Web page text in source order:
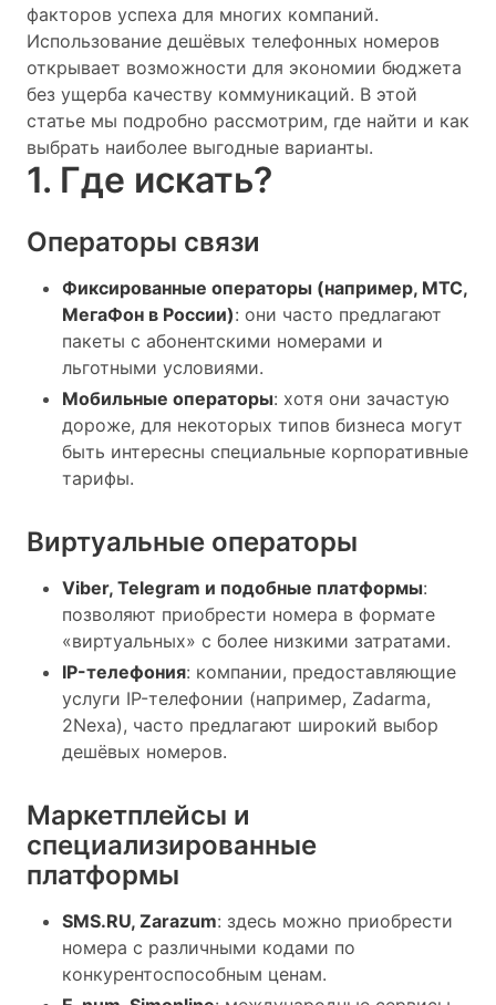
факторов успеха для многих компаний.
Использование дешёвых телефонных номеров
открывает возможности для экономии бюджета
без ущерба качеству коммуникаций. В этой
статье мы подробно рассмотрим, где найти и как
выбрать наиболее выгодные варианты.
1. Где искать?
Операторы связи
Фиксированные операторы (например, МТС,
МегаФон в России): они часто предлагают
пакеты с абонентскими номерами и
льготными условиями.
Мобильные операторы: хотя они зачастую
дороже, для некоторых типов бизнеса могут
быть интересны специальные корпоративные
тарифы.
Виртуальные операторы
Viber, Telegram и подобные платформы:
позволяют приобрести номера в формате
«виртуальных» с более низкими затратами.
IP-телефония: компании, предоставляющие
услуги IP-телефонии (например, Zadarma,
2Nexa), часто предлагают широкий выбор
дешёвых номеров.
Маркетплейсы и
специализированные
платформы
SMS.RU, Zarazum: здесь можно приобрести
номера с различными кодами по
конкурентоспособным ценам.